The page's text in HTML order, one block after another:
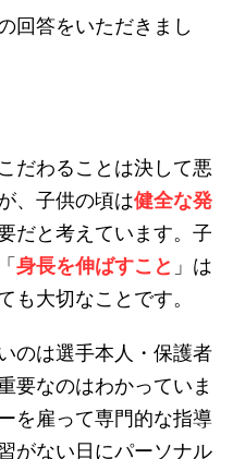
回答をいただきまし
だわることは決して悪
、子供の頃は健全な発
だと考えています。子
身長を伸ばすこと 」は
も大切なことです。
のは選手本人・保護者
要なのはわかっていま
を雇って専門的な指導
がない日にパーソナル